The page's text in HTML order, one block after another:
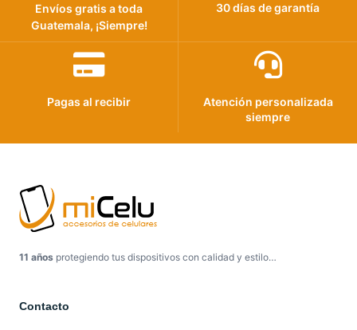
Envíos gratis a toda
Guatemala, ¡Siempre!
30 días de garantía
Pagas al recibir
Atención personalizada
siempre
11 años protegiendo tus dispositivos con calidad y estilo…
Contacto